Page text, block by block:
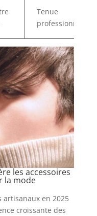
Tenue
professionnelle
les accessoires
la mode
artisanaux en 2025
croissante des